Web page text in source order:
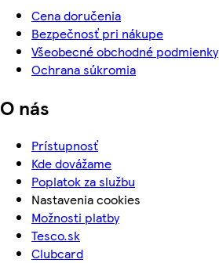
Cena doručenia
Bezpečnosť pri nákupe
Všeobecné obchodné podmienky
Ochrana súkromia
O nás
Prístupnosť
Kde dovážame
Poplatok za službu
Nastavenia cookies
Možnosti platby
Tesco.sk
Clubcard